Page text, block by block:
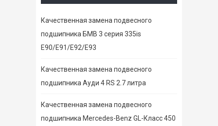
Качественная замена подвесного
подшипника БМВ 3 серия 335is
E90/E91/E92/E93
Качественная замена подвесного
подшипника Ауди 4 RS 2.7 литра
Качественная замена подвесного
подшипника Mercedes-Benz GL-Класс 450